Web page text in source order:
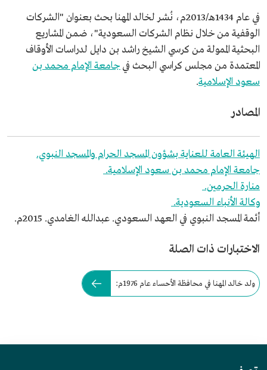
في عام 1434هـ/2013م، نُشر لخالد المهنا بحث بعنوان "الشركات
الوقفية من خلال نظام الشركات السعودية"، ضمن المشاريع
البحثية الممولة من كرسي الشيخ راشد بن دايل لدراسات الأوقاف
المعتمدة من مجلس كراسي البحث في جامعة الإمام محمد بن
سعود الإسلامية.
المصادر
الهيئة العامة للعناية بشؤون المسجد الحرام والمسجد النبوي.
جامعة الإمام محمد بن سعود الإسلامية.
منارة الحرمين.
وكالة الأنباء السعودية.
أئمة المسجد النبوي في العهد السعودي. عبدالله الغامدي. 2015م.
الاختبارات ذات الصلة
ولد خالد المهنا في محافظة الأحساء عام 1976م: